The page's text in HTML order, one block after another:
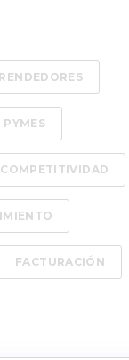
COMPETITIVIDAD
FACTURACIÓN